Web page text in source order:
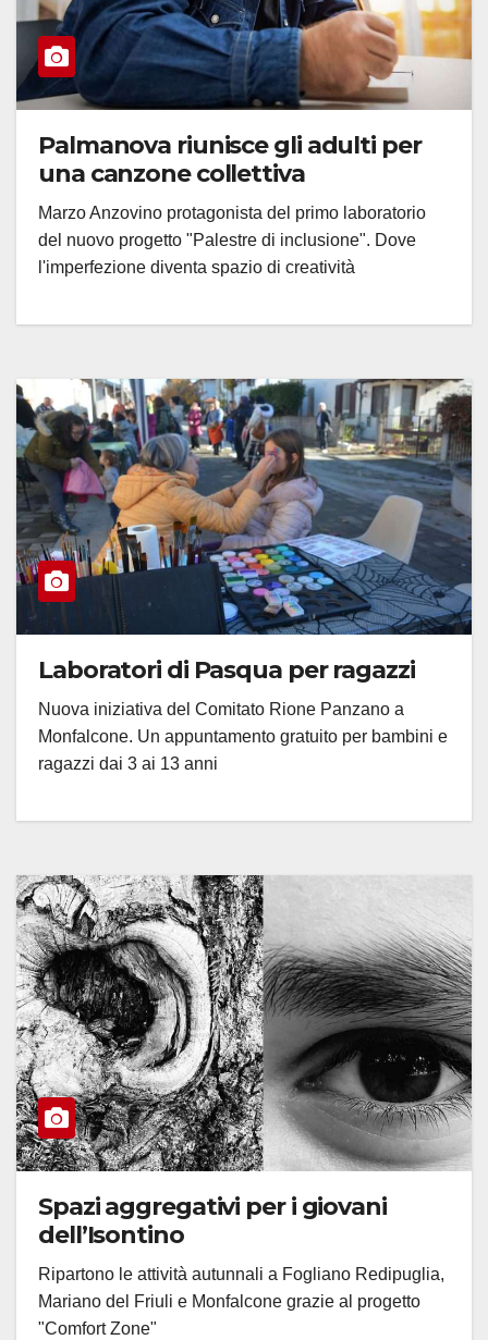
Palmanova riunisce gli adulti per
una canzone collettiva
Marzo Anzovino protagonista del primo laboratorio
del nuovo progetto "Palestre di inclusione". Dove
l'imperfezione diventa spazio di creatività
Laboratori di Pasqua per ragazzi
Nuova iniziativa del Comitato Rione Panzano a
Monfalcone. Un appuntamento gratuito per bambini e
ragazzi dai 3 ai 13 anni
Spazi aggregativi per i giovani
dell’Isontino
Ripartono le attività autunnali a Fogliano Redipuglia,
Mariano del Friuli e Monfalcone grazie al progetto
"Comfort Zone"